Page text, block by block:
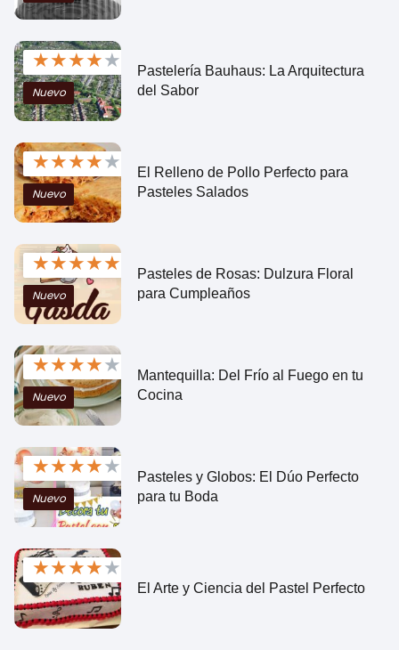
★★★★★
Nuevo
Pastelería Bauhaus: La Arquitectura
del Sabor
★★★★★
Nuevo
El Relleno de Pollo Perfecto para
Pasteles Salados
★★★★★
Nuevo
Pasteles de Rosas: Dulzura Floral
para Cumpleaños
★★★★★
Nuevo
Mantequilla: Del Frío al Fuego en tu
Cocina
★★★★★
Nuevo
Pasteles y Globos: El Dúo Perfecto
para tu Boda
★★★★★
El Arte y Ciencia del Pastel Perfecto